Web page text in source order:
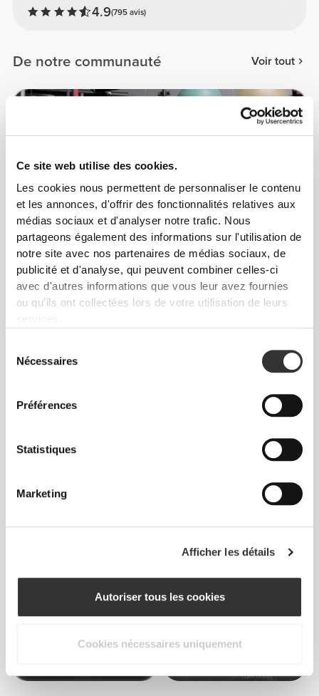
Ce site web utilise des cookies.
Les cookies nous permettent de personnaliser le contenu
et les annonces, d'offrir des fonctionnalités relatives aux
médias sociaux et d'analyser notre trafic. Nous
partageons également des informations sur l'utilisation de
notre site avec nos partenaires de médias sociaux, de
publicité et d'analyse, qui peuvent combiner celles-ci
avec d'autres informations que vous leur avez fournies
ou qu'ils ont collectées lors de votre utilisation de leurs
Nécessaires
Préférences
Statistiques
Marketing
Afficher les détails
Autoriser tous les cookies
Cookies nécessaires uniquement
4.9(795 avis)
De notre communauté Voir tout
2
Tamar
1
7
Olena